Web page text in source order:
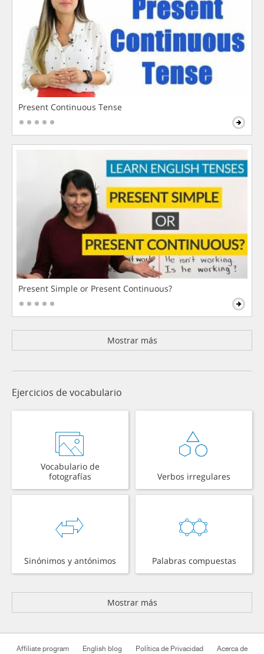
Present Continuous Tense
Present Simple or Present Continuous?
Mostrar más
Ejercicios de vocabulario
Vocabulario de
fotografías
Verbos irregulares
Sinónimos y antónimos Palabras compuestas
Mostrar más
Affiliate program English blog Política de Privacidad Acerca de